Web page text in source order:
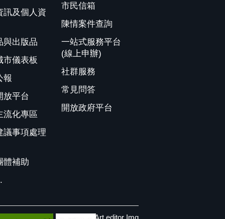
訊及個人資
與出版品
市儀表板
報
放平台
流化專區
議事項處理
體補助
市民信箱
陳情案件查詢
一站式服務平台
(線上申辦)
社群服務
常見問答
開放政府平台